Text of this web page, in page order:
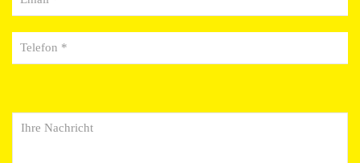
Telefonnummer *
Ihre Nachricht an uns